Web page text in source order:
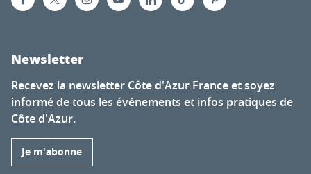
Newsletter
Recevez la newsletter Côte d'Azur France et soyez
informé de tous les événements et infos pratiques de
Côte d'Azur.
Je m'abonne